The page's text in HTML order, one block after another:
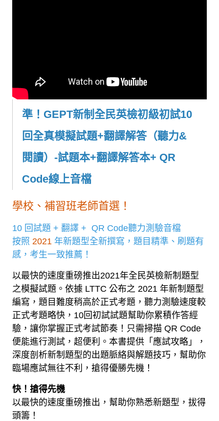
準！GEPT新制全民英檢初級初試10
回全真模擬試題+翻譯解答（聽力&
閱讀）-試題本+翻譯解答本+ QR
Code線上音檔
學校、補習班老師首選！
10 回試題 + 翻譯 + QR Code聽力測驗音檔
按照 2021 年新題型全新撰寫，題目精準、刷題有
感，考生一致推薦！
以最快的速度重磅推出2021年全民英檢新制題型
之模擬試題。依據 LTTC 公布之 2021 年新制題型
編寫，題目難度稍高於正式考題，聽力測驗速度較
正式考題略快，10回初試試題幫助你累積作答經
驗，讓你掌握正式考試節奏！只需掃描 QR Code
便能進行測試，超便利。本書提供「應試攻略」，
深度剖析新制題型的出題脈絡與解題技巧，幫助你
臨場應試無往不利，搶得優勝先機！
快！搶得先機
以最快的速度重磅推出，幫助你熟悉新題型，拔得
頭籌！